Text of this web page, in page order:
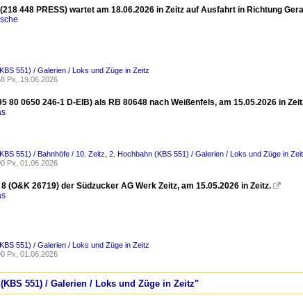
448 PRESS) wartet am 18.06.2026 in Zeitz auf Ausfahrt in Richtung
551) / Galerien / Loks und Züge in Zeitz
Px, 19.06.2026
80 0650 246-1 D-EIB) als RB 80648 nach Weißenfels, am 15.05.2026 in
551) / Bahnhöfe / 10. Zeitz 2. Hochbahn (KBS 551) / Galerien / Loks und Züge in
Px, 01.06.2026
(O&K 26719) der Südzucker AG Werk Zeitz, am 15.05.2026 in Zeitz. 
551) / Galerien / Loks und Züge in Zeitz
Px, 01.06.2026
551) / Galerien / Loks und Züge in Zeitz"